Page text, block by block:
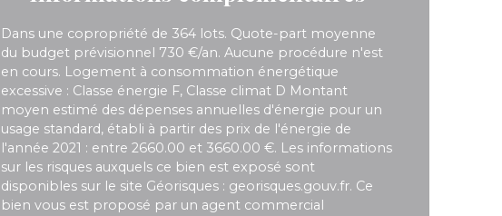
Dans une copropriété de 364 lots. Quote-part moyenne
du budget prévisionnel 730 €/an. Aucune procédure n'est
en cours. Logement à consommation énergétique
excessive : Classe énergie F, Classe climat D Montant
moyen estimé des dépenses annuelles d'énergie pour un
usage standard, établi à partir des prix de l'énergie de
l'année 2021 : entre 2660.00 et 3660.00 €. Les informations
sur les risques auxquels ce bien est exposé sont
disponibles sur le site Géorisques : georisques.gouv.fr. Ce
bien vous est proposé par un agent commercial